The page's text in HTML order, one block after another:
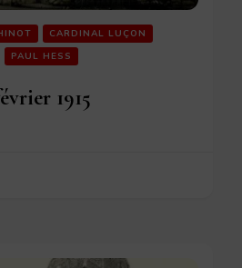
CARDINAL LUÇON
PAUL HESS
1915